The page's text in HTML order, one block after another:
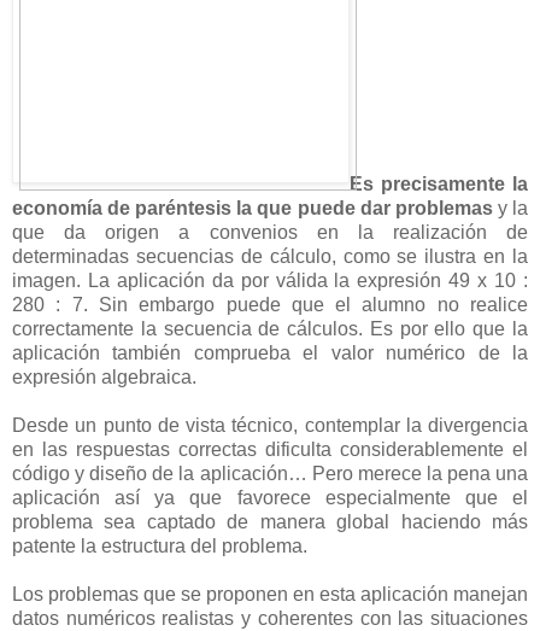
Es precisamente la
economía de paréntesis la que puede dar problemasy la
que da origen a convenios en la realización de
determinadas secuencias de cálculo, como se ilustra en la
imagen. La aplicación da por válida la expresión 49 x 10 :
280 : 7. Sin embargo puede que el alumno no realice
correctamente la secuencia de cálculos. Es por ello que la
aplicación también comprueba el valor numérico de la
expresión algebraica.
Desde un punto de vista técnico, contemplar la divergencia
en las respuestas correctas dificulta considerablemente el
código y diseño de la aplicación… Pero merece la pena una
aplicación así ya que favorece especialmente que el
problema sea captado de manera global haciendo más
patente la estructura del problema.
Los problemas que se proponen en esta aplicación manejan
datos numéricos realistas y coherentes con las situaciones